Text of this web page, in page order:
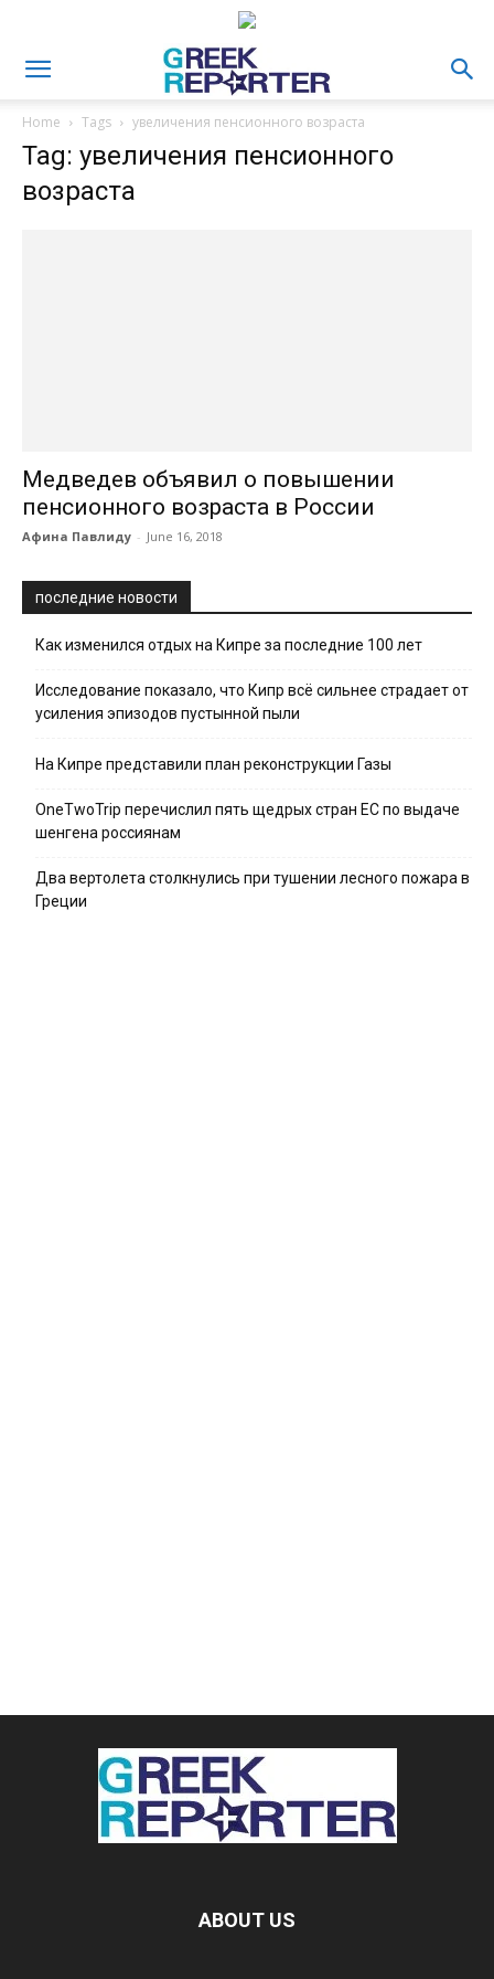
Home Tags увеличения пенсионного возраста
Tag: увеличения пенсионного
возраста
Медведев объявил о повышении
пенсионного возраста в России
Афина Павлиду - June 16, 2018
последние новости
Как изменился отдых на Кипре за последние 100 лет
Исследование показало, что Кипр всё сильнее страдает от
усиления эпизодов пустынной пыли
На Кипре представили план реконструкции Газы
OneTwoTrip перечислил пять щедрых стран ЕС по выдаче
шенгена россиянам
Два вертолета столкнулись при тушении лесного пожара в
Греции
ABOUT US